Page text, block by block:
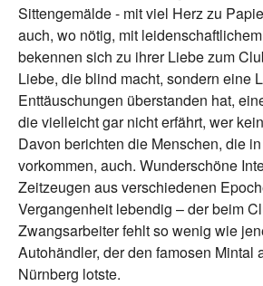
Sittengemälde - mit viel Herz zu
auch, wo nötig, mit
bekennen sich zu ihrer Liebe zum
Liebe, die blind macht, sondern eine
Enttäuschungen überstanden hat,
die vielleicht gar nicht erfährt, wer
Davon berichten die Menschen, die
vorkommen, auch. Wunderschöne
Zeitzeugen aus verschiedenen
Vergangenheit lebendig – der beim
Zwangsarbeiter fehlt so wenig wie
Autohändler, der den famosen Mintal
Nürnberg lotste.